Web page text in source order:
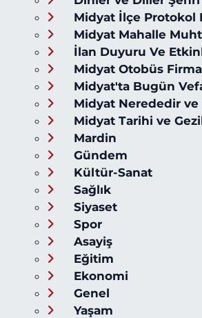
Midyat İlçe Protokol
Midyat Mahalle
İlan Duyuru Ve
Midyat Otobüs
Midyat'ta Bugün
Midyat Nerededir ve
Midyat Tarihi ve
Mardin
Gündem
Kültür-Sanat
Sağlık
Siyaset
Spor
Asayiş
Eğitim
Ekonomi
Genel
Yaşam